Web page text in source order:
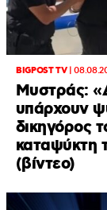
BIGPOST TV|
Μυστράς:
υπάρχουν
δικηγόρος
καταψύκτη
(βίντεο)